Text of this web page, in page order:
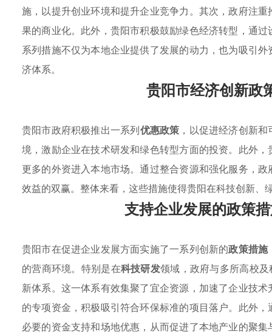
施，以提升创业环境和提升企业竞争力。其次，政府注重
果的商业化。此外，贵阳市积极鼓励绿色经济转型，通
系列措施不仅为本地企业提供了发展的动力，也为吸引
济体系。
贵阳市经济创新政
贵阳市政府积极推出一系列优惠政策 ，以促进经济创新
境，激励企业在技术研发和绿色转型方面的投资。此外
更多的外资进入本地市场。通过整合资源和强化服务，
效益的双赢。整体来看，这些措施使得贵阳在科技创新、
支持企业发展的政策
贵阳市在促进企业发展方面实施了一系列创新的政策措施
的营商环境。特别是在科技研发领域，政府与多所高校
新体系。这一体系有效集聚了宜企资源，加速了企业技
的专项资金，积极吸引符合环保标准的项目落户。此外
必要的资金支持和场地优惠，从而促进了本地产业的聚